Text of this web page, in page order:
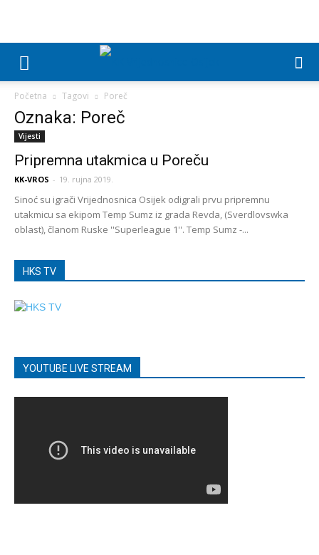
Početna Tagovi Poreč
Oznaka: Poreč
Vijesti
Pripremna utakmica u Poreču
KK-VROS - 19. rujna 2019.
Sinoć su igrači Vrijednosnica Osijek odigrali prvu pripremnu
utakmicu sa ekipom Temp Sumz iz grada Revda, (Sverdlovswka
oblast), članom Ruske ''Superleague 1''. Temp Sumz -...
HKS TV
YOUTUBE LIVE STREAM